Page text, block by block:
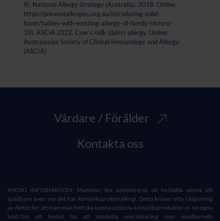
9). National Allergy Strategy (Australia). 2018. Online:
https://preventallergies.org.au/introducing-solid-
foods/babies-with-existing-allergy-of-family-history/
10). ASCIA 2022. Cow`s milk (dairy) allergy. Online:
Australasian Society of Clinical Immunology and Allergy
(ASCIA)
Vårdare / Förälder
Kontakta oss
VIKTIG INFORMATION: Mammor ska uppmuntras att fortsätta amma sitt
spädbarn även om det har komjölksproteinallergi. Detta kräver ofta rådgivning
av dietist för att mamman helt ska kunna utesluta komjölksprodukter ur sin egna
kost.Om ett beslut tas att använda specialnäring som spädbarnets